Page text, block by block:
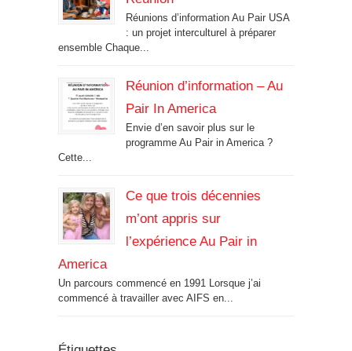
Réunions d’information Au Pair USA
: un projet interculturel à préparer
ensemble Chaque...
Réunion d’information – Au
Pair In America
Envie d’en savoir plus sur le
programme Au Pair in America ?
Cette...
Ce que trois décennies
m’ont appris sur
l’expérience Au Pair in
America
Un parcours commencé en 1991 Lorsque j’ai
commencé à travailler avec AIFS en...